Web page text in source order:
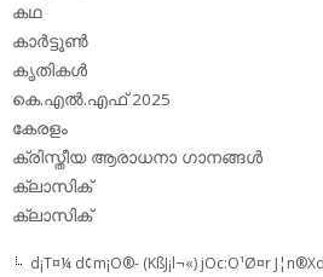
കഥ
കാര്‍ട്ടൂണ്‍
കൃതികള്‍
കെ.എല്‍.എഫ് 2025
കേരളം
ക്രിസ്തീയ ആരാധനാ ഗാനങ്ങള്‍
ക്ലാസിക്‌
ക്ലാസിക്
d¡T¤¼ d¢m¡O®- (KßJ¡l¬«) jOc:O¹Ø¤r